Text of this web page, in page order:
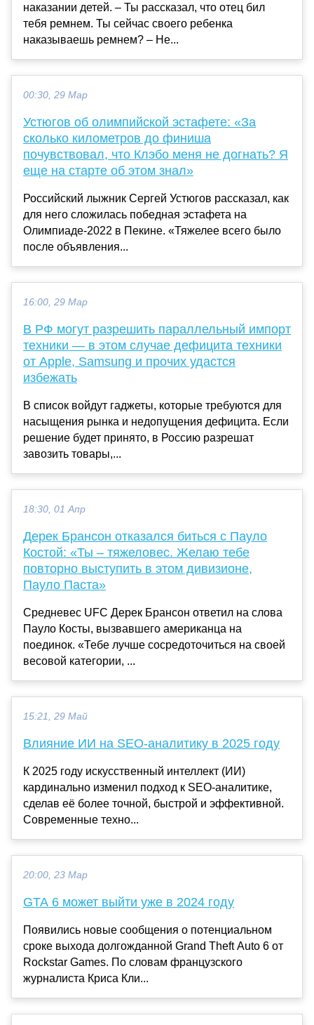
наказании детей. – Ты рассказал, что отец бил
тебя ремнем. Ты сейчас своего ребенка
наказываешь ремнем? – Не...
00:30, 29 Мар
Устюгов об олимпийской эстафете: «За
сколько километров до финиша
почувствовал, что Клэбо меня не догнать? Я
еще на старте об этом знал»
Российский лыжник Сергей Устюгов рассказал, как
для него сложилась победная эстафета на
Олимпиаде-2022 в Пекине. «Тяжелее всего было
после объявления...
16:00, 29 Мар
В РФ могут разрешить параллельный импорт
техники — в этом случае дефицита техники
от Apple, Samsung и прочих удастся
избежать
В список войдут гаджеты, которые требуются для
насыщения рынка и недопущения дефицита. Если
решение будет принято, в Россию разрешат
завозить товары,...
18:30, 01 Апр
Дерек Брансон отказался биться с Пауло
Костой: «Ты – тяжеловес. Желаю тебе
повторно выступить в этом дивизионе,
Пауло Паста»
Средневес UFC Дерек Брансон ответил на слова
Пауло Косты, вызвавшего американца на
поединок. «Тебе лучше сосредоточиться на своей
весовой категории, ...
15:21, 29 Май
Влияние ИИ на SEO-аналитику в 2025 году
К 2025 году искусственный интеллект (ИИ)
кардинально изменил подход к SEO-аналитике,
сделав её более точной, быстрой и эффективной.
Современные техно...
20:00, 23 Мар
GTA 6 может выйти уже в 2024 году
Появились новые сообщения о потенциальном
сроке выхода долгожданной Grand Theft Auto 6 от
Rockstar Games. По словам французского
журналиста Криса Кли...